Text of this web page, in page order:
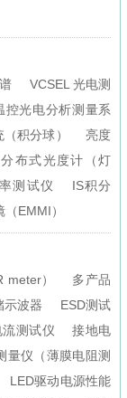
VCSEL 光电测
控光电分析测量系
积分球）
亮度
分布式光度计（灯
测试仪
IS积分
EMMI）
meter）
多产品
示波器
ESD测试
测试仪
接地电
量仪（薄膜电阻测
LED驱动电源性能